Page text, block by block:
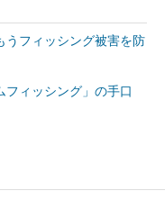
うフィッシング被害を防
フィッシング」の手口